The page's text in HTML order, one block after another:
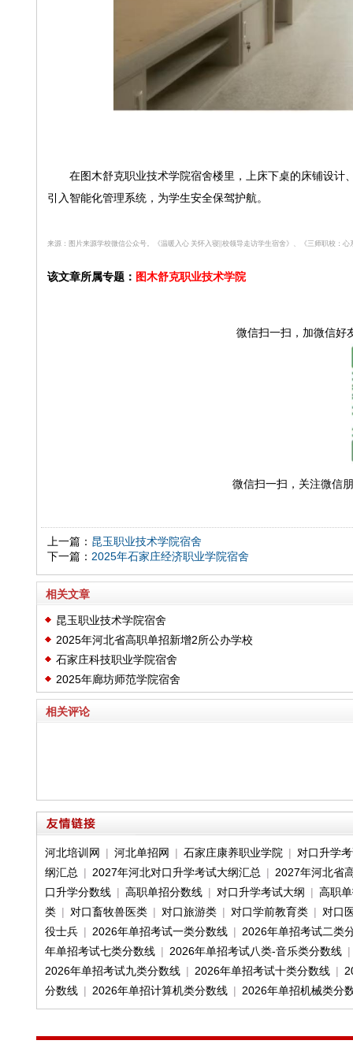
在图木舒克职业技术学院宿舍楼里，上床下桌的床铺设计
引入智能化管理系统，为学生安全保驾护航。
来源：图片来源学校微信公众号。 《温暖入心 关怀入寝||校领导走访学生宿舍》、《三师职校：
该文章所属专题： 图木舒克职业技术学院
微信扫一扫， 加微信好
微信扫一扫， 关注微信
上一篇： 昆玉职业技术学院宿舍
下一篇： 2025年石家庄经济职业学院宿舍
相关文章
昆玉职业技术学院宿舍
2025年河北省高职单招新增2所公办学校
石家庄科技职业学院宿舍
2025年廊坊师范学院宿舍
相关评论
河北培训网 | 河北单招网 | 石家庄康养职业学院 | 对口升学
纲汇总 | 2027年河北对口升学考试大纲汇总 | 2027年河北省
口升学分数线| 高职单招分数线| 对口升学考试大纲 | 高职
类| 对口畜牧兽医类| 对口旅游类| 对口学前教育类| 对口
役士兵| 2026年单招考试一类分数线| 2026年单招考试二类
年单招考试七类分数线| 2026年单招考试八类-音乐类分数线
2026年单招考试九类分数线| 2026年单招考试十类分数线|
分数线| 2026年单招计算机类分数线| 2026年单招机械类分